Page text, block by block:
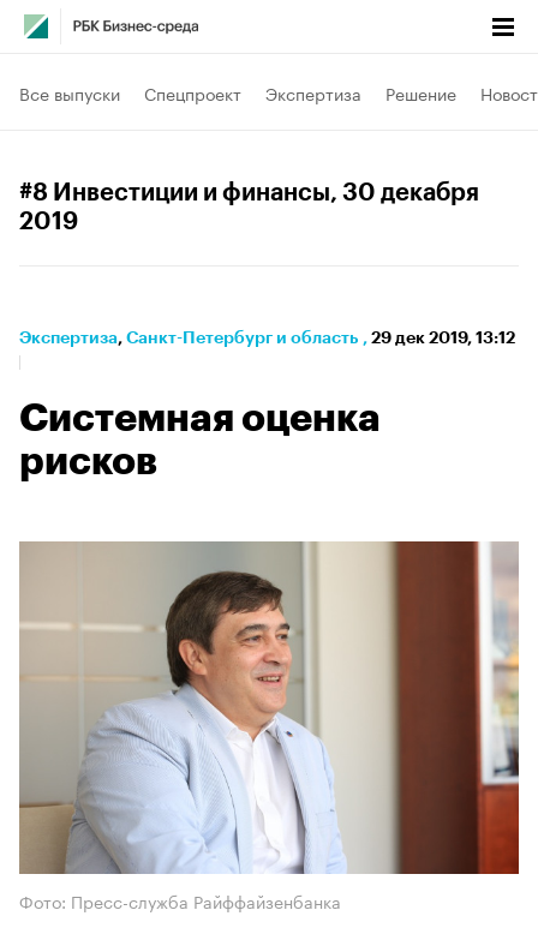
Все выпуски Спецпроект Экспертиза Решение
#8 Инвестиции и финансы, 30 декабря
2019
Экспертиза⁠, Санкт-Петербург и область , 29 дек 2019, 13:12
Системная оценка
рисков
Фото: Пресс-служба Райффайзенбанка